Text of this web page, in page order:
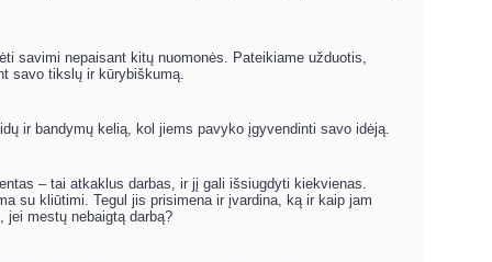
savimi nepaisant kitų nuomonės. Pateikiame užduotis,
savo tikslų ir kūrybiškumą.
ir bandymų kelią, kol jiems pavyko įgyvendinti savo idėją.
– tai atkaklus darbas, ir jį gali išsiugdyti kiekvienas.
su kliūtimi. Tegul jis prisimena ir įvardina, ką ir kaip jam
mestų nebaigtą darbą?